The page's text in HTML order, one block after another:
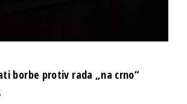
borbe protiv rada „na crno“